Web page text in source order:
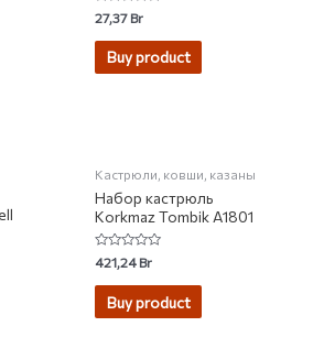
Rated
0
out
27,37Br
Buy product
Кастрюли, ковши, казаны
Набор кастрюль
Korkmaz Tombik A1801
Rated
0
out
421,24Br
Buy product